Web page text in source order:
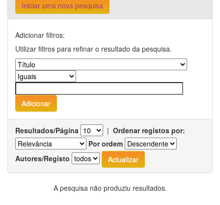
Iniciar uma nova pesquisa
Adicionar filtros:
Utilizar filtros para refinar o resultado da pesquisa.
Resultados/Página | Ordenar registos por:
Por ordem
Autores/Registo
A pesquisa não produziu resultados.